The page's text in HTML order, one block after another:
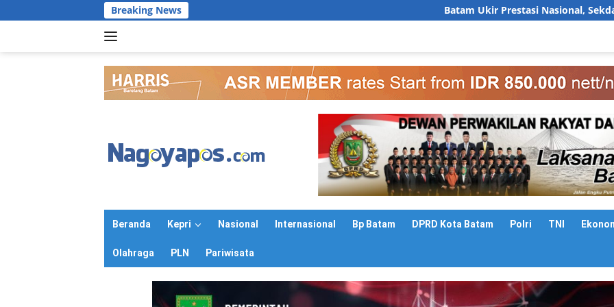
ke
Breaking News Batam Ukir Prestasi Nasional, Sekda Firmansyah
Beranda Kepri Nasional Internasional Bp Batam DPRD Kota Batam Polri TNI
Olahraga PLN Pariwisata